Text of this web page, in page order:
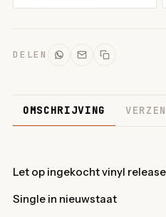
DELEN
OMSCHRIJVING
Let op ingekocht vinyl
Single in nieuwstaat